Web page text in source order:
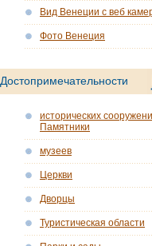
Вид Венеции с веб
Фото Венеция
Достопримечательности
исторических
Памятники
музеев
Церкви
Дворцы
Туристическая области